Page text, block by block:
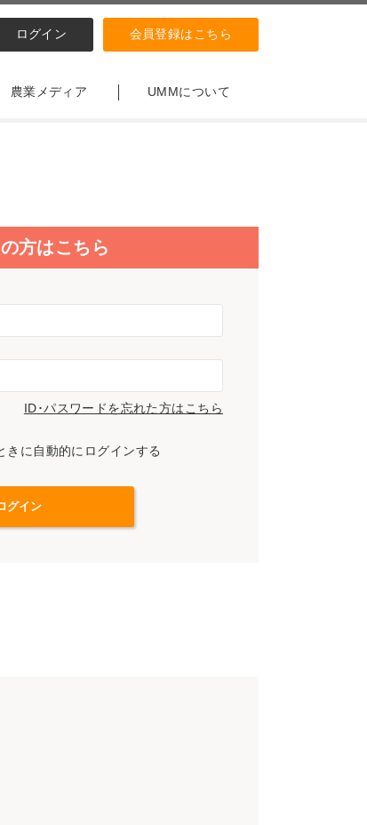
ログイン 会員登録はこちら
農業メディア UMMについて
方はこちら
ID･パスワードを忘れた方はこちら
きに自動的にログインする